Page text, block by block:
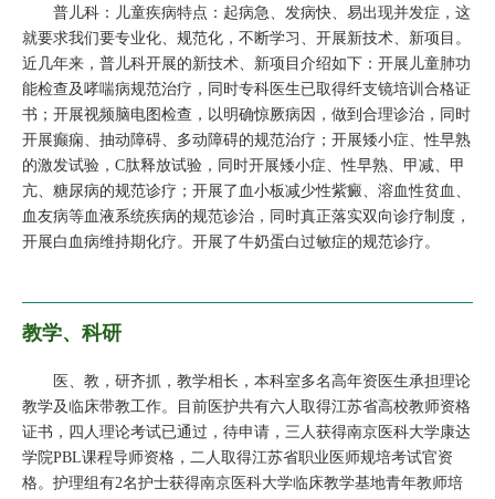
普儿科：儿童疾病特点：起病急、发病快、易出现并发症，这
就要求我们要专业化、规范化，不断学习、开展新技术、新项目。
近几年来，普儿科开展的新技术、新项目介绍如下：开展儿童肺功
能检查及哮喘病规范治疗，同时专科医生已取得纤支镜培训合格证
书；开展视频脑电图检查，以明确惊厥病因，做到合理诊治，同时
开展癫痫、抽动障碍、多动障碍的规范治疗；开展矮小症、性早熟
的激发试验，C肽释放试验，同时开展矮小症、性早熟、甲减、甲
亢、糖尿病的规范诊疗；开展了血小板减少性紫癜、溶血性贫血、
血友病等血液系统疾病的规范诊治，同时真正落实双向诊疗制度，
开展白血病维持期化疗。开展了牛奶蛋白过敏症的规范诊疗。
教学、科研
医、教，研齐抓，教学相长，本科室多名高年资医生承担理论
教学及临床带教工作。目前医护共有六人取得江苏省高校教师资格
证书，四人理论考试已通过，待申请，三人获得南京医科大学康达
学院PBL课程导师资格，二人取得江苏省职业医师规培考试官资
格。护理组有2名护士获得南京医科大学临床教学基地青年教师培